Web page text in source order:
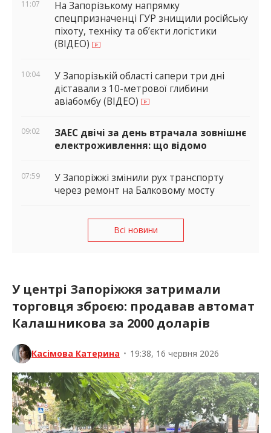
11:07
На Запорізькому напрямку
спецпризначенці ГУР знищили російську
піхоту, техніку та об’єкти логістики
(ВІДЕО)
10:04
У Запорізькій області сапери три дні
діставали з 10-метрової глибини
авіабомбу (ВІДЕО)
09:02
ЗАЕС двічі за день втрачала зовнішнє
електроживлення: що відомо
07:59
У Запоріжжі змінили рух транспорту
через ремонт на Балковому мосту
Всі новини
У центрі Запоріжжя затримали
торговця зброєю: продавав автомат
Калашникова за 2000 доларів
Касімова Катерина • 19:38, 16 червня 2026